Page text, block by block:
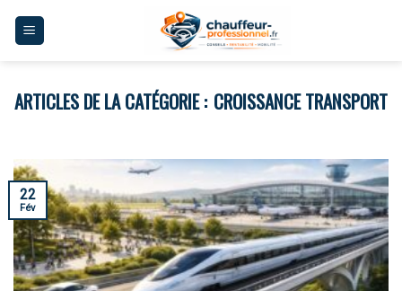
CROISSANCE TRANSPORT
22
Fév